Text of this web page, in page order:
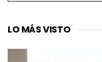
LO MÁS VISTO